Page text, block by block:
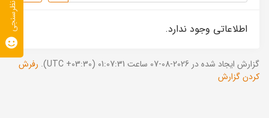
اطلاعاتی وجود ندارد.
گزارش ایجاد شده در 2026-08-07 ساعت 01:07:31 (UTC +03:30).
رفرش
کردن گزارش
نظرسنجی